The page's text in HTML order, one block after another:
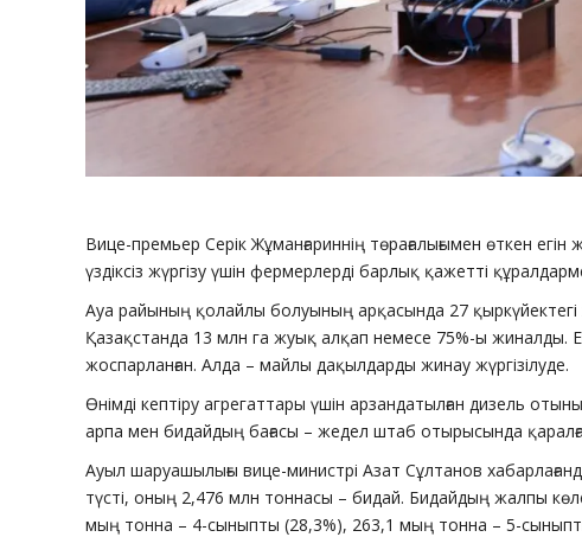
Вице-премьер Серік Жұманғариннің төрағалығымен өткен
үздіксіз жүргізу үшін фермерлерді барлық қажетті
Ауа райының қолайлы болуының арқасында 27 қыркүйектегі
Қазақстанда 13 млн га жуық алқап немесе 75%-ы жиналды.
жоспарланған. Алда – майлы дақылдарды жинау жүргізілуде.
Өнімді кептіру агрегаттары үшін арзандатылған дизель
арпа мен бидайдың бағасы – жедел штаб отырысында
Ауыл шаруашылығы вице-министрі Азат Сұлтанов
түсті, оның 2,476 млн тоннасы – бидай. Бидайдың жалпы
мың тонна – 4-сыныпты (28,3%), 263,1 мың тонна – 5-